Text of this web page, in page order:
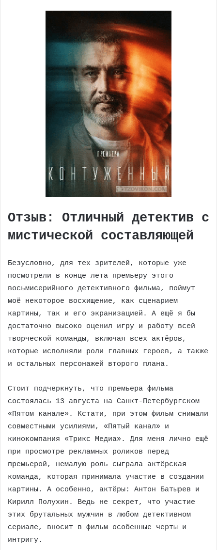
Отзыв: Отличный детектив с
мистической составляющей
Безусловно, для тех зрителей, которые уже
посмотрели в конце лета премьеру этого
восьмисерийного детективного фильма, поймут
моё некоторое восхищение, как сценарием
картины, так и его экранизацией. А ещё я бы
достаточно высоко оценил игру и работу всей
творческой команды, включая всех актёров,
которые исполняли роли главных героев, а также
и остальных персонажей второго плана.
Стоит подчеркнуть, что премьера фильма
состоялась 13 августа на Санкт-Петербургском
«Пятом канале». Кстати, при этом фильм снимали
совместными усилиями, «Пятый канал» и
кинокомпания «Трикс Медиа». Для меня лично ещё
при просмотре рекламных роликов перед
премьерой, немалую роль сыграла актёрская
команда, которая принимала участие в создании
картины. А особенно, актёры: Антон Батырев и
Кирилл Полухин. Ведь не секрет, что участие
этих брутальных мужчин в любом детективном
сериале, вносит в фильм особенные черты и
интригу.